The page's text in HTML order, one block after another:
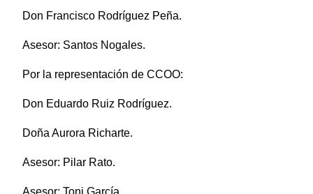
Don Francisco Rodríguez Peña.
Asesor: Santos Nogales.
Por la representación de CCOO:
Don Eduardo Ruiz Rodríguez.
Doña Aurora Richarte.
Asesor: Pilar Rato.